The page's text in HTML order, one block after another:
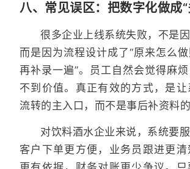
八、常见误区：把数字化做成“
很多企业上线系统失败，不是因
而是因为流程设计成了“原来怎么
再补录一遍”。员工自然会觉得麻
不到价值。真正有效的方式，是
流转的主入口，而不是事后补资料的
对饮料酒水企业来说，系统要服
客户下单更方便，业务员跟进更